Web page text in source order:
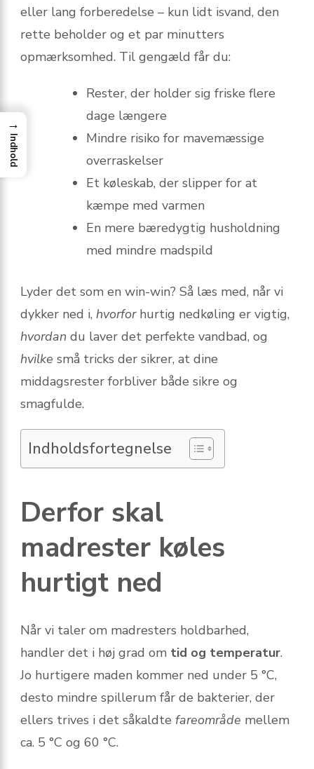
eller lang forberedelse – kun lidt isvand, den
rette beholder og et par minutters
opmærksomhed. Til gengæld får du:
Rester, der holder sig friske flere
dage længere
Mindre risiko for mavemæssige
overraskelser
Et køleskab, der slipper for at
kæmpe med varmen
En mere bæredygtig husholdning
med mindre madspild
Lyder det som en win-win? Så læs med, når vi
dykker ned i, hvorforhurtig nedkøling er vigtig,
hvordan du laver det perfekte vandbad, og
hvilke små tricks der sikrer, at dine
middagsrester forbliver både sikre og
smagfulde.
Indholdsfortegnelse
Derfor skal
madrester køles
hurtigt ned
Når vi taler om madresters holdbarhed,
handler det i høj grad om tid og temperatur.
Jo hurtigere maden kommer ned under 5 °C,
desto mindre spillerum får de bakterier, der
ellers trives i det såkaldte fareområde mellem
ca. 5 °C og 60 °C.
→
Indhold